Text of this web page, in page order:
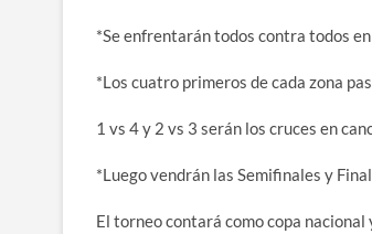
*Se enfrentarán todos contra todos
*Los cuatro primeros de cada zona
1 vs 4 y 2 vs 3 serán los cruces en
*Luego vendrán las Semifinales y
El torneo contará como copa